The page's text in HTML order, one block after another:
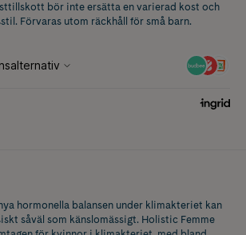
bör inte ersätta en varierad kost och
Förvaras utom räckhåll för små barn.
hormonella balansen under klimakteriet kan
såväl som känslomässigt. Holistic Femme